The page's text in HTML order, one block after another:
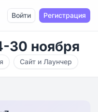
to light / dark version
Войти Регистрация
30 ноября
Сайт и Лаунчер